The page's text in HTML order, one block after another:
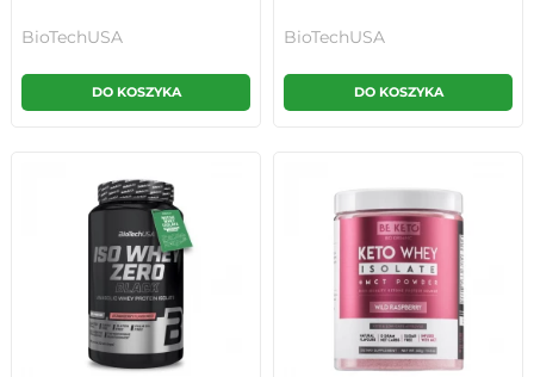
BioTechUSA
DO KOSZYKA
BioTechUSA
DO KOSZYKA